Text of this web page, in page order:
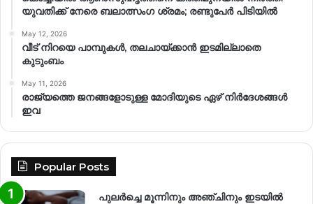
യുവതിക്ക് നേരെ ബലാത്സംഗ​ ശ്രമം; രണ്ടുപേർ പിടിയിൽ
May 12, 2026
വീട് നിറയെ പാമ്പുകൾ, തലചായ്ക്കാൻ ഇടമില്ലാതെ
കുടുംബം
May 11, 2026
രാജ്യത്തെ ജനങ്ങളോടുള്ള മോദിയുടെ ഏഴ് നിര്‍ദേശങ്ങള്‍
ഇവ
Popular Posts
പുലർച്ചെ മൂന്നിനും അഞ്ചിനും ഇടയിൽ